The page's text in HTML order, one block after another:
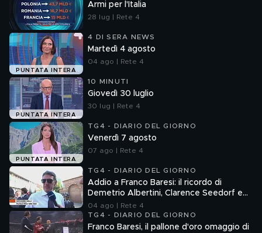
Armi per l'Italia
28 lug | Rete 4
PUNTATA INTERA
4 DI SERA NEWS
Martedì 4 agosto
04 ago | Rete 4
PUNTATA INTERA
10 MINUTI
Giovedì 30 luglio
30 lug | Rete 4
PUNTATA INTERA
TG4 - DIARIO DEL GIORNO
Venerdì 7 agosto
07 ago | Rete 4
TG4 - DIARIO DEL GIORNO
Addio a Franco Baresi: il ricordo di
Demetrio Albertini, Clarence Seedorf e
Giovanni Galli
04 ago | Rete 4
TG4 - DIARIO DEL GIORNO
Franco Baresi, il pallone d'oro omaggio di